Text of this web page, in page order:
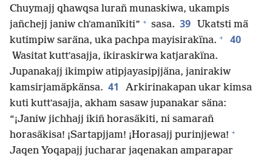
Chuymajj qhawqsa lurañ munaskiwa, ukampis
jañchejj janiw chʼamanïkiti” + sasa. 39
Ukatsti mä
kutimpiw saräna, uka pachpa mayisirakïna. + 40
Wasitat kuttʼasajja, ikiraskirwa katjarakïna.
Jupanakajj ikimpiw atipjayasipjjäna, janirakiw
kamsirjamäpkänsa. 41
Arkirinakapan ukar kimsa
kuti kuttʼasajja, akham sasaw jupanakar säna:
“¡Janiw jichhajj ikiñ horasäkiti, ni samarañ
horasäkisa! ¡Sartapjjam! ¡Horasajj purinjjewa! +
Jaqen Yoqapajj jucharar jaqenakan amparapar